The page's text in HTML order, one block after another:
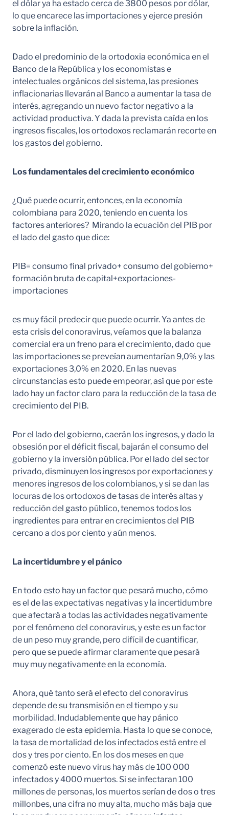
el dólar ya ha estado cerca de 3800 pesos por dólar,
lo que encarece las importaciones y ejerce presión
sobre la inflación.
Dado el predominio de la ortodoxia económica en el
Banco de la República y los economistas e
intelectuales orgánicos del sistema, las presiones
inflacionarias llevarán al Banco a aumentar la tasa de
interés, agregando un nuevo factor negativo a la
actividad productiva. Y dada la prevista caída en los
ingresos fiscales, los ortodoxos reclamarán recorte en
los gastos del gobierno.
Los fundamentales del crecimiento económico
¿Qué puede ocurrir, entonces, en la economía
colombiana para 2020, teniendo en cuenta los
factores anteriores? Mirando la ecuación del PIB por
el lado del gasto que dice:
PIB= consumo final privado+ consumo del gobierno+
formación bruta de capital+exportaciones-
importaciones
es muy fácil predecir que puede ocurrir. Ya antes de
esta crisis del conoravirus, veíamos que la balanza
comercial era un freno para el crecimiento, dado que
las importaciones se preveían aumentarían 9,0% y las
exportaciones 3,0% en 2020. En las nuevas
circunstancias esto puede empeorar, así que por este
lado hay un factor claro para la reducción de la tasa de
crecimiento del PIB.
Por el lado del gobierno, caerán los ingresos, y dado la
obsesión por el déficit fiscal, bajarán el consumo del
gobierno y la inversión pública. Por el lado del sector
privado, disminuyen los ingresos por exportaciones y
menores ingresos de los colombianos, y si se dan las
locuras de los ortodoxos de tasas de interés altas y
reducción del gasto público, tenemos todos los
ingredientes para entrar en crecimientos del PIB
cercano a dos por ciento y aún menos.
La incertidumbre y el pánico
En todo esto hay un factor que pesará mucho, cómo
es el de las expectativas negativas y la incertidumbre
que afectará a todas las actividades negativamente
por el fenómeno del conoravirus, y este es un factor
de un peso muy grande, pero difícil de cuantificar,
pero que se puede afirmar claramente que pesará
muy muy negativamente en la economía.
Ahora, qué tanto será el efecto del conoravirus
depende de su transmisión en el tiempo y su
morbilidad. Indudablemente que hay pánico
exagerado de esta epidemia. Hasta lo que se conoce,
la tasa de mortalidad de los infectados está entre el
dos y tres por ciento. En los dos meses en que
comenzó este nuevo virus hay más de 100 000
infectados y 4000 muertos. Si se infectaran 100
millones de personas, los muertos serían de dos o tres
millonbes, una cifra no muy alta, mucho más baja que